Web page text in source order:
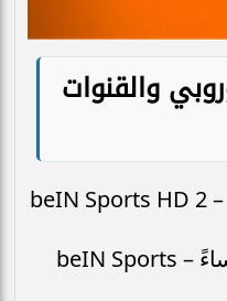
والقنوات
ليل × أستون فيلا – 7:45 مساءً – beIN Sports